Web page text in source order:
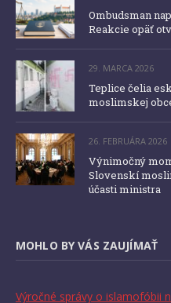
Ombudsman
Reakcie opäť
29. MARCA 2026
Teplice čelia
moslimskej
26. FEBRUÁRA 2026
Výnimočný
Slovenskí
účasti ministra
MOHLO BY VÁS ZAUJÍMAŤ
Výročné správy o islamofóbii